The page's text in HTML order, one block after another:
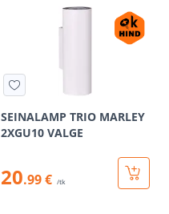
SEINALAMP TRIO MARLEY
2XGU10 VALGE
20.99 € /tk